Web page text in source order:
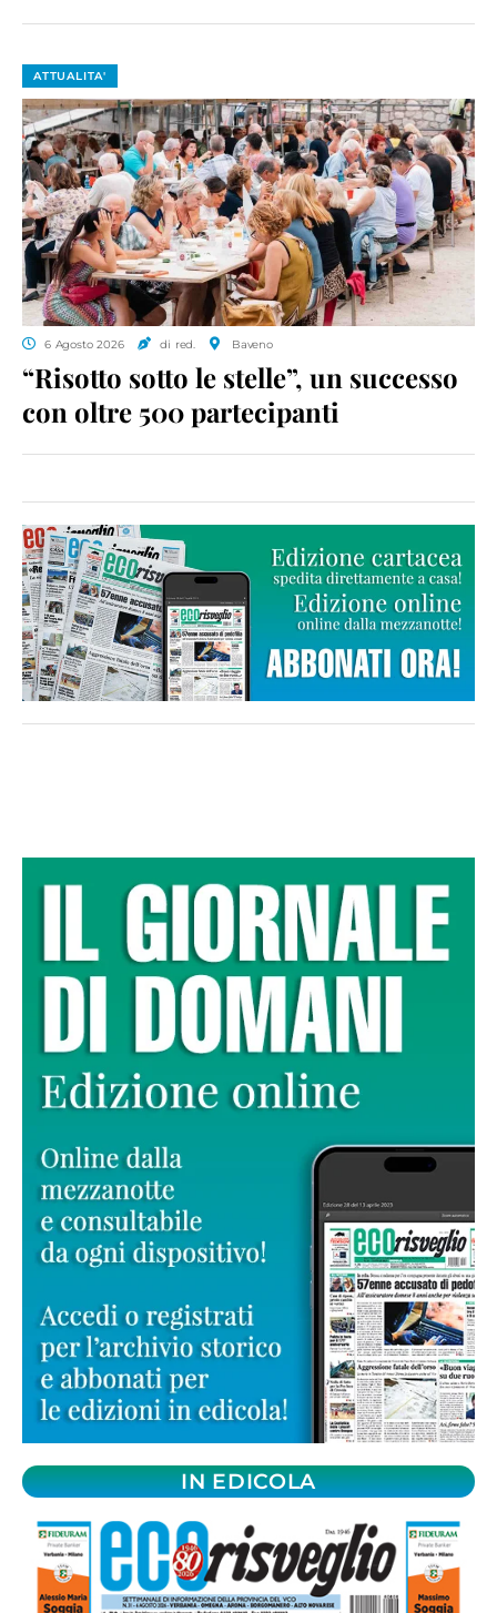
ATTUALITA'
6 Agosto 2026 di red. Baveno
“Risotto sotto le stelle”, un successo
con oltre 500 partecipanti
IN EDICOLA